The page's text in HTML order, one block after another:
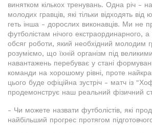
винятком кількох тренувань. Одна річ -
молодих гравців, які тільки відходять від
геть інша - дорослих виконавців. Ми не
футболістам нічого екстраординарного,
обсяг роботи, який необхідний молодим
розуміємо, що їхній організм під
навантажень перебуває у стані
команди на хорошому рівні, проте
цього буде офіційна зустріч - матч із
продемонструє наш реальний фізичний
- Чи можете назвати футболістів, які
найбільший прогрес протягом